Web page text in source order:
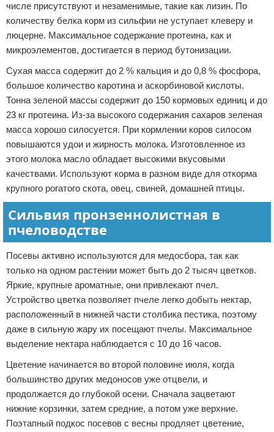
числе присутствуют и незаменимые, такие как лизин. По
количеству белка корм из сильфии не уступает клеверу и
люцерне. Максимальное содержание протеина, как и
микроэлементов, достигается в период бутонизации.
Сухая масса содержит до 2 % кальция и до 0,8 % фосфора,
большое количество каротина и аскорбиновой кислоты.
Тонна зеленой массы содержит до 150 кормовых единиц и до
23 кг протеина. Из-за высокого содержания сахаров зеленая
масса хорошо силосуется. При кормлении коров силосом
повышаются удои и жирность молока. Изготовленное из
этого молока масло обладает высокими вкусовыми
качествами. Используют корма в разном виде для откорма
крупного рогатого скота, овец, свиней, домашней птицы.
Сильвия пронзеннолистная в
пчеловодстве
Посевы активно используются для медосбора, так как
только на одном растении может быть до 2 тысяч цветков.
Яркие, крупные ароматные, они привлекают пчел.
Устройство цветка позволяет пчеле легко добыть нектар,
расположенный в нижней части столбика пестика, поэтому
даже в сильную жару их посещают пчелы. Максимальное
выделение нектара наблюдается с 10 до 16 часов.
Цветение начинается во второй половине июля, когда
большинство других медоносов уже отцвели, и
продолжается до глубокой осени. Сначала зацветают
нижние корзинки, затем средние, а потом уже верхние.
Поэтапный подкос посевов с весны продляет цветение,